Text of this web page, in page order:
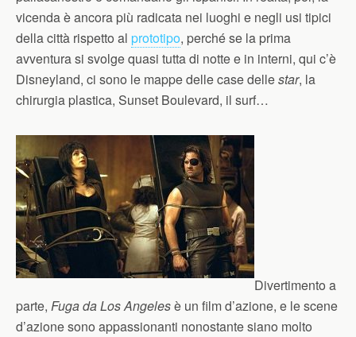
vicenda è ancora più radicata nei luoghi e negli usi tipici
della città rispetto al prototipo, perché se la prima
avventura si svolge quasi tutta di notte e in interni, qui c’è
Disneyland, ci sono le mappe delle case dellestar, la
chirurgia plastica, Sunset Boulevard, il surf…
Divertimento a
parte, Fuga da Los Angelesè un film d’azione, e le scene
d’azione sono appassionanti nonostante siano molto